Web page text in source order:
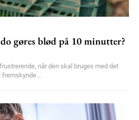
gøres blød på 10 minutter?
når den skal bruges med det
fremskynde...